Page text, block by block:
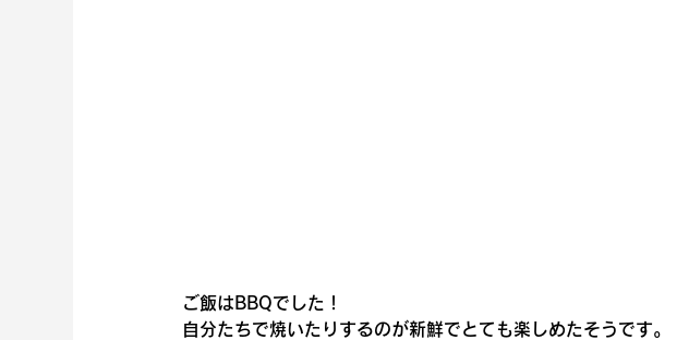
ご飯はBBQでした！
自分たちで焼いたりするのが新鮮でとても楽しめたそうです。